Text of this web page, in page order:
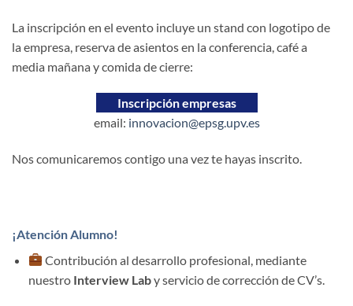
La inscripción en el evento incluye un stand con logotipo de
la empresa, reserva de asientos en la conferencia, café a
media mañana y comida de cierre:
Inscripción empresas
email: innovacion@epsg.upv.es
Nos comunicaremos contigo una vez te hayas inscrito.
¡Atención Alumno!
Contribución al desarrollo profesional, mediante
nuestro Interview Laby servicio de corrección de CV’s.